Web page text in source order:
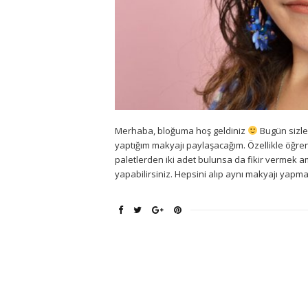
Merhaba, bloğuma hoş geldiniz
Bugün
yaptığım makyajı paylaşacağım. Özellikle
paletlerden iki adet bulunsa da fikir vermek
yapabilirsiniz. Hepsini alıp aynı makyajı